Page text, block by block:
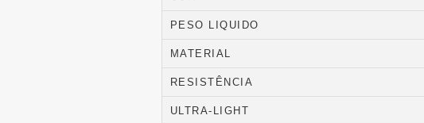
PESO LIQUIDO
MATERIAL
RESISTÊNCIA
ULTRA-LIGHT